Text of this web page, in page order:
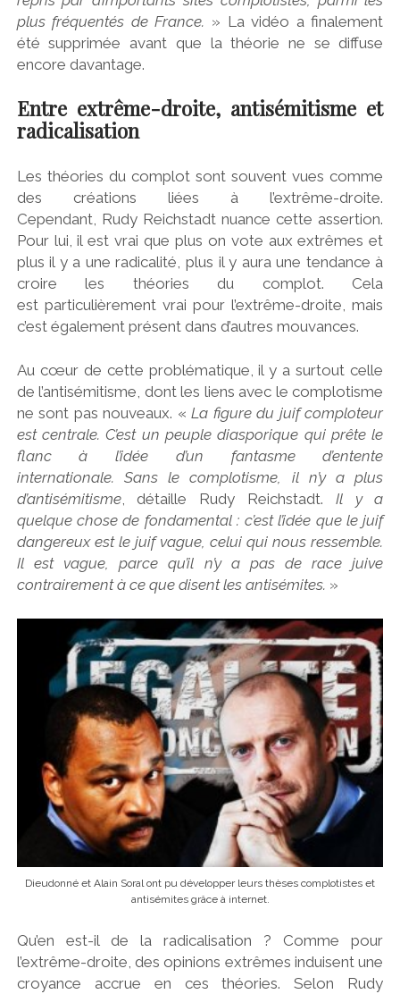
plus fréquentés de France. » La vidéo a finalement
été supprimée avant que la théorie ne se diffuse
encore davantage.
Entre extrême-droite, antisémitisme et
radicalisation
Les théories du complot sont souvent vues comme
des créations liées à l’extrême-droite.
Cependant, Rudy Reichstadt nuance cette assertion.
Pour lui, il est vrai que plus on vote aux extrêmes et
plus il y a une radicalité, plus il y aura une tendance à
croire les théories du complot. Cela
est particulièrement vrai pour l’extrême-droite, mais
c’est également présent dans d’autres mouvances.
Au cœur de cette problématique, il y a surtout celle
de l’antisémitisme, dont les liens avec le complotisme
ne sont pas nouveaux. «La figure du juif comploteur
est centrale. C’est un peuple diasporique qui prête le
flanc à l’idée d’un fantasme d’entente
internationale. Sans le complotisme, il n’y a plus
d’antisémitisme, détaille Rudy Reichstadt. Il y a
quelque chose de fondamental : c’est l’idée que le juif
dangereux est le juif vague, celui qui nous ressemble.
Il est vague, parce qu’il n’y a pas de race juive
contrairement à ce que disent les antisémites. »
Dieudonné et Alain Soral ont pu développer leurs thèses complotistes et
antisémites grâce à internet.
Qu’en est-il de la radicalisation ? Comme pour
l’extrême-droite, des opinions extrêmes induisent une
croyance accrue en ces théories. Selon Rudy